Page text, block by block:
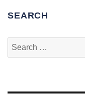
SEARCH
Search
for: